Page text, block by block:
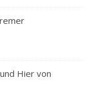
Hier von